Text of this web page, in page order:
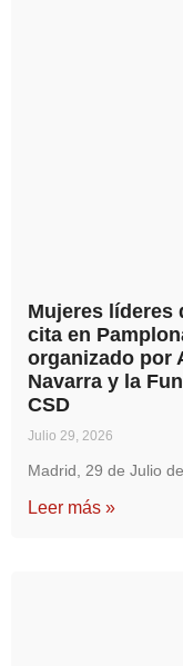
Mujeres líderes
cita en
organizado por
Navarra y la
CSD
Julio 29, 2026
Madrid, 29 de Julio
Leer más »